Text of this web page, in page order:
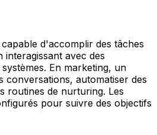
d'accomplir des tâches
interagissant avec des
En marketing, un
conversations, automatiser des
routines de nurturing. Les
pour suivre des objectifs